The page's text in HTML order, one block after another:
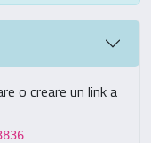
o creare un link a